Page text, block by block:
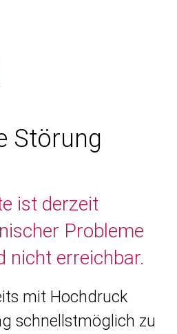
Störung
ist derzeit
Probleme
nicht erreichbar.
mit Hochdruck
schnellstmöglich zu